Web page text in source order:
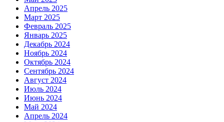
Апрель 2025
Март 2025
Февраль 2025
Январь 2025
Декабрь 2024
Ноябрь 2024
Октябрь 2024
Сентябрь 2024
Август 2024
Июль 2024
Июнь 2024
Май 2024
Апрель 2024